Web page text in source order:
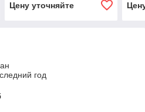
Цену уточняйте
год